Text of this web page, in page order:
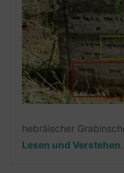
hebräischer
Lesen und Verstehen